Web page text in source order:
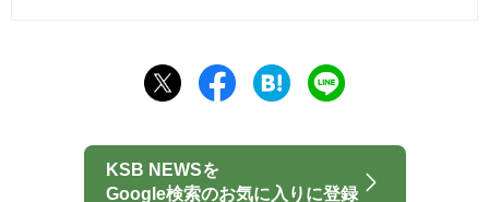
KSB NEWSを
Google検索のお気に入りに登録